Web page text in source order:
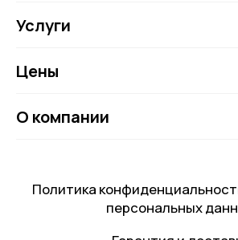
Услуги
Цены
О компании